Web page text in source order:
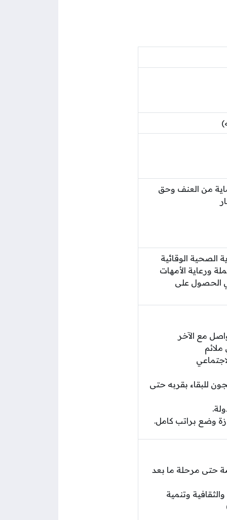
الحماية من العنف وحق
الصحية الوقائية
ورعاية الأمهات
الحصول على
مع الآخر
للبقاء بقربه حتى
وضع براتب كامل.
حتى مرحلة ما بعد
وتنمية